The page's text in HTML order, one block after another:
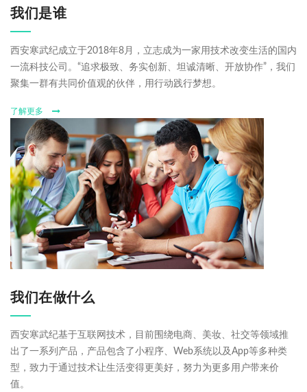
我们是谁
西安寒武纪成立于2018年8月，立志成为一家用技术改变生活的国内
一流科技公司。“追求极致、务实创新、坦诚清晰、开放协作”，我们
聚集一群有共同价值观的伙伴，用行动践行梦想。
了解更多
我们在做什么
西安寒武纪基于互联网技术，目前围绕电商、美妆、社交等领域推
出了一系列产品，产品包含了小程序、Web系统以及App等多种类
型，致力于通过技术让生活变得更美好，努力为更多用户带来价
值。